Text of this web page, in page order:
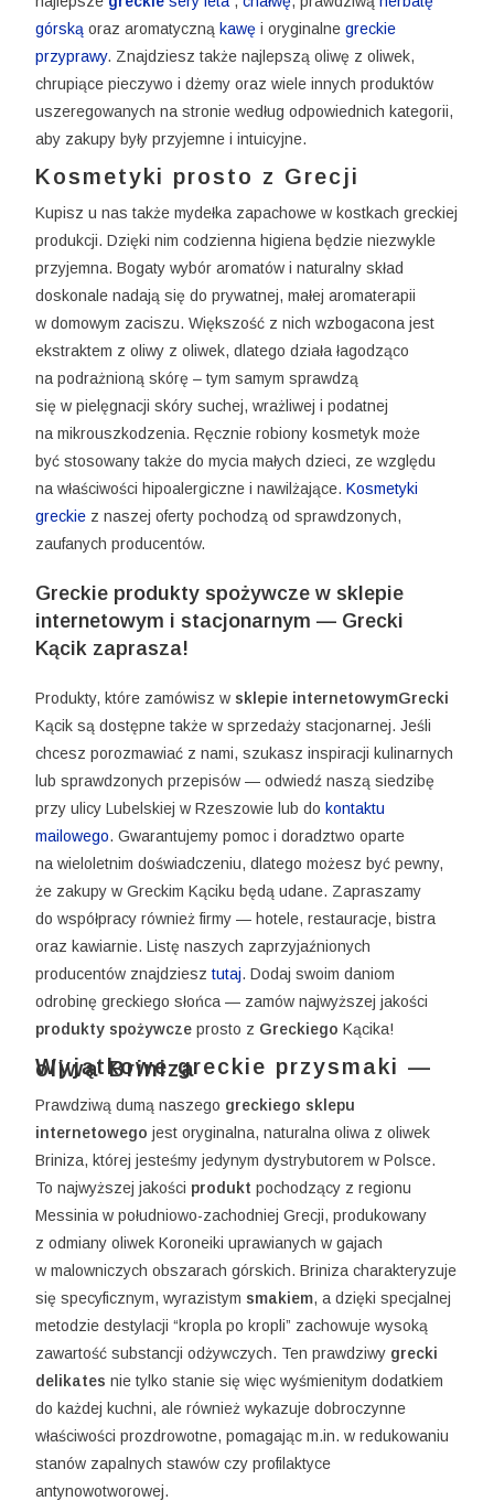
górską oraz aromatyczną kawę i oryginalnegreckie
przyprawy. Znajdziesz także najlepszą oliwę z oliwek,
chrupiące pieczywo i dżemy oraz wiele innych produktów
uszeregowanych na stronie według odpowiednich kategorii,
aby zakupy były przyjemne i intuicyjne.
Kosmetyki prosto z Grecji
Kupisz u nas także mydełka zapachowe w kostkach greckiej
produkcji. Dzięki nim codzienna higiena będzie niezwykle
przyjemna. Bogaty wybór aromatów i naturalny skład
doskonale nadają się do prywatnej, małej aromaterapii
w domowym zaciszu. Większość z nich wzbogacona jest
ekstraktem z oliwy z oliwek, dlatego działa łagodząco
na podrażnioną skórę – tym samym sprawdzą
się w pielęgnacji skóry suchej, wrażliwej i podatnej
na mikrouszkodzenia. Ręcznie robiony kosmetyk może
być stosowany także do mycia małych dzieci, ze względu
na właściwości hipoalergiczne i nawilżające.Kosmetyki
greckie z naszej oferty pochodzą od sprawdzonych,
zaufanych producentów.
Greckie produkty spożywcze w sklepie
internetowym i stacjonarnym — Grecki
Kącik zaprasza!
Produkty, które zamówisz w sklepie internetowymGrecki
Kącik są dostępne także w sprzedaży stacjonarnej. Jeśli
chcesz porozmawiać z nami, szukasz inspiracji kulinarnych
lub sprawdzonych przepisów — odwiedź naszą siedzibę
przy ulicy Lubelskiej w Rzeszowie lub do kontaktu
mailowego. Gwarantujemy pomoc i doradztwo oparte
na wieloletnim doświadczeniu, dlatego możesz być pewny,
że zakupy w Greckim Kąciku będą udane. Zapraszamy
do współpracy również firmy — hotele, restauracje, bistra
oraz kawiarnie. Listę naszych zaprzyjaźnionych
producentów znajdziesztutaj. Dodaj swoim daniom
odrobinę greckiego słońca — zamów najwyższej jakości
produkty spożywcze prosto z Greckiego Kącika!
Wyjątkowe greckie przysmaki — oliwa Briniza
Prawdziwą dumą naszego greckiego sklepu
internetowego jest oryginalna, naturalna oliwa z oliwek
Briniza, której jesteśmy jedynym dystrybutorem w Polsce.
To najwyższej jakości produkt pochodzący z regionu
Messinia w południowo-zachodniej Grecji, produkowany
z odmiany oliwek Koroneiki uprawianych w gajach
w malowniczych obszarach górskich. Briniza charakteryzuje
się specyficznym, wyrazistym smakiem, a dzięki specjalnej
metodzie destylacji “kropla po kropli” zachowuje wysoką
zawartość substancji odżywczych. Ten prawdziwy grecki
delikates nie tylko stanie się więc wyśmienitym dodatkiem
do każdej kuchni, ale również wykazuje dobroczynne
właściwości prozdrowotne, pomagając m.in. w redukowaniu
stanów zapalnych stawów czy profilaktyce
antynowotworowej.